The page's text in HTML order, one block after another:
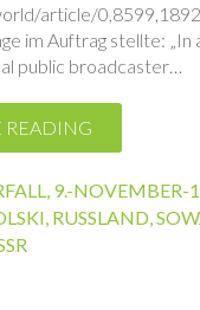
article/
im Auftrag stellte: „In
public broadcaster…
READING
9.-NOVEMBER-
RUSSLAND